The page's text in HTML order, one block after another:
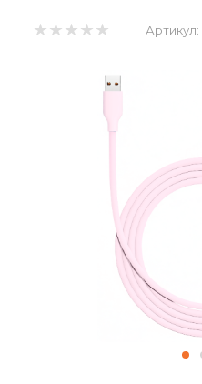
Артикул: